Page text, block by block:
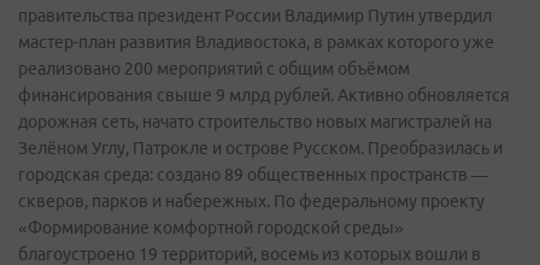
правительства президент России Владимир Путин утвердил
мастер-план развития Владивостока, в рамках которого уже
реализовано 200 мероприятий с общим объёмом
финансирования свыше 9 млрд рублей. Активно обновляется
дорожная сеть, начато строительство новых магистралей на
Зелёном Углу, Патрокле и острове Русском. Преобразилась и
городская среда: создано 89 общественных пространств —
скверов, парков и набережных. По федеральному проекту
«Формирование комфортной городской среды»
благоустроено 19 территорий, восемь из которых вошли в